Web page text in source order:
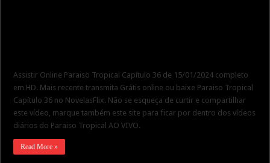
Assistir Online Paraiso Tropical Capítulo 36 de 15/01/2024 completo
em HD. Mais recente transmita Grátis online ou baixe Paraiso Tropical
Capítulo 36 no NovelasFlix. Não se esqueça de curtir e compartilhar
este vídeo, marque também este site para ficar por dentro dos vídeos
diários do Paraiso Tropical AO VIVO.
Read More »